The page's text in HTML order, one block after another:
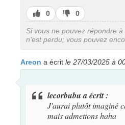
J’aime
0
J’aime
pas
0
Si vous ne pouvez répondre
n'est perdu; vous pouvez
Areon a écrit le 27/03/2025 à
lecorbubu a écrit :
J'aurai plutôt imaginé
mais admettons haha